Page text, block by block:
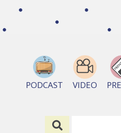
PODCAST VIDEO